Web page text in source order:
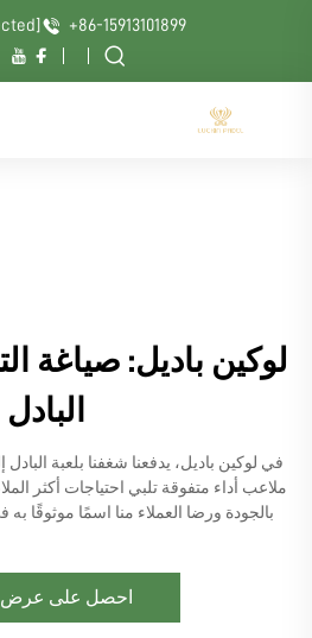
+86-15913101899
لوكين باديل: صياغة
البادل
في لوكين باديل، يدفعنا شغفنا بلعبة البادل
ملاعب أداء متفوقة تلبي احتياجات أكثر
بالجودة ورضا العملاء منا اسمًا موثوقًا
احصل على عرض